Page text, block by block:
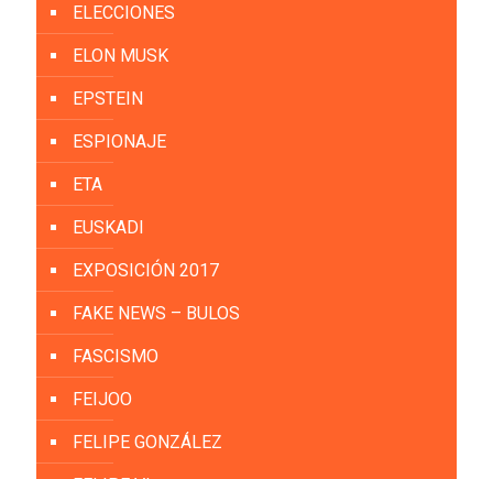
ELECCIONES
ELON MUSK
EPSTEIN
ESPIONAJE
ETA
EUSKADI
EXPOSICIÓN 2017
FAKE NEWS – BULOS
FASCISMO
FEIJOO
FELIPE GONZÁLEZ